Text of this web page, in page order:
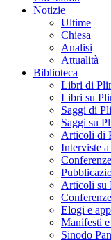
Notizie
Ultime
Chiesa
Analisi
Attualità
Biblioteca
Libri di
Libri su
Saggi di
Saggi su
Articoli di
Interviste
Articoli su
Elogi e
Manifesti
Sinodo